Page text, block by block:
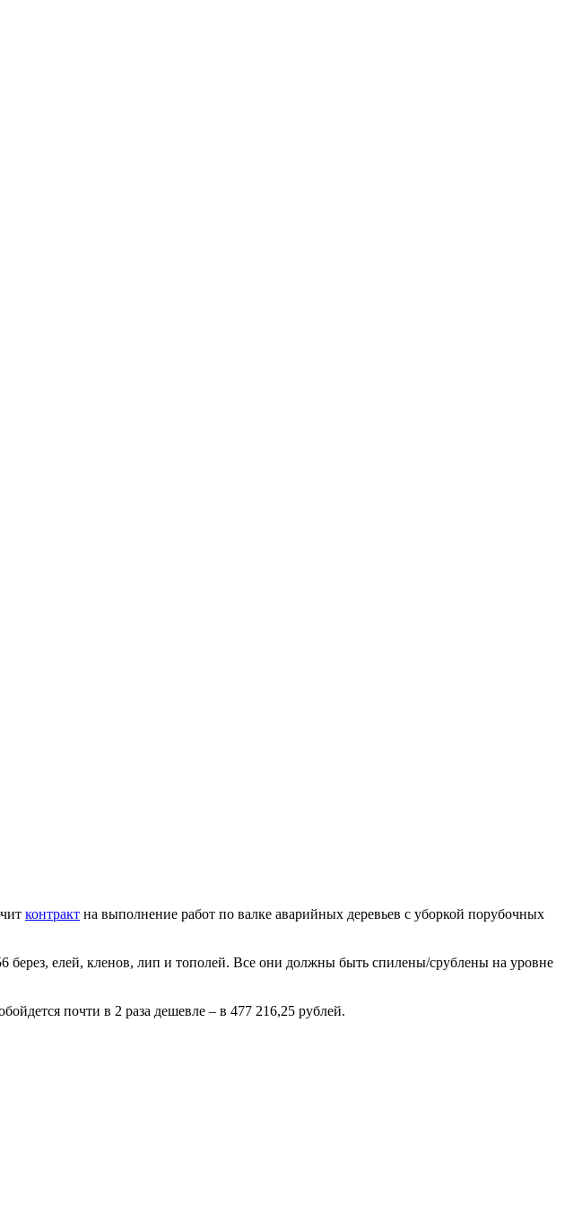
контракт на выполнение работ по валке аварийных деревьев с уборкой порубочных
берез, елей, кленов, лип и тополей. Все они должны быть спилены/срублены на уровне
почти в 2 раза дешевле – в 477 216,25 рублей.